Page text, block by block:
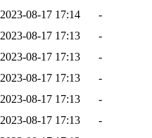
2023-08-17 17:14
-
2023-08-17 17:13
-
2023-08-17 17:13
-
2023-08-17 17:13
-
2023-08-17 17:13
-
2023-08-17 17:13
-